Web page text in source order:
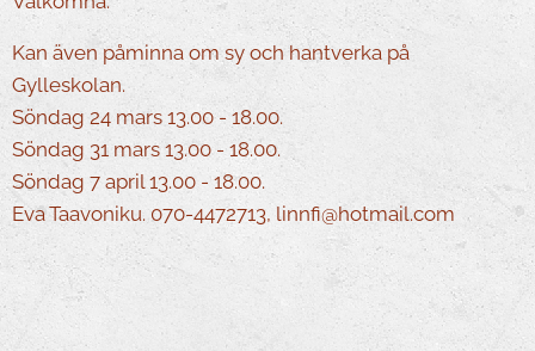
Kan även påminna om sy och hantverka på
Gylleskolan.
Söndag 24 mars 13.00 - 18.00.
Söndag 31 mars 13.00 - 18.00.
Söndag 7 april 13.00 - 18.00.
Eva Taavoniku. 070-4472713, linnfi@hotmail.com